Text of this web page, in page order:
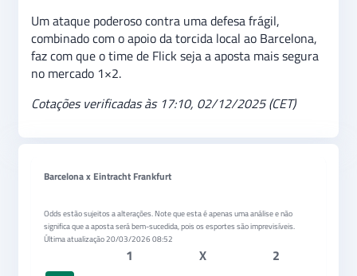
Um ataque poderoso contra uma defesa frágil,
combinado com o apoio da torcida local ao Barcelona,
faz com que o time de Flick seja a aposta mais segura
no mercado 1×2.
Cotações verificadas às 17:10, 02/12/2025 (CET)
Barcelona x Eintracht Frankfurt
Odds estão sujeitos a alterações. Note que esta é apenas uma análise e não
significa que a aposta será bem-sucedida, pois os esportes são imprevisíveis.
Última atualização20/03/2026 08:52
1 X 2